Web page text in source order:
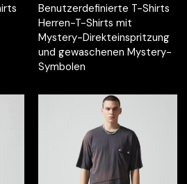
Benutzerdefinierte T-Shirts
Herren-T-Shirts mit
Mystery-Direkteinspritzung
und gewaschenen Mystery-
Symbolen